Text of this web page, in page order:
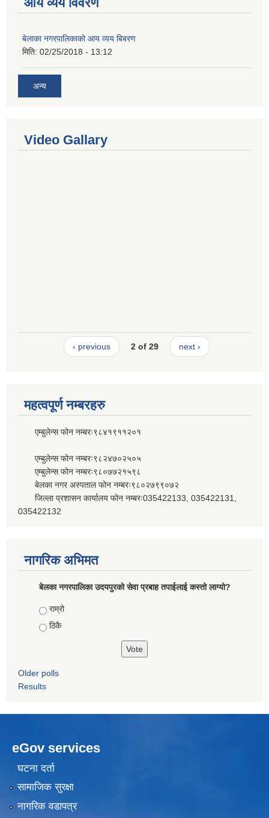
बेलाका नगरपालिकाको आय व्यय बिबरण
मिति: 02/25/2018 - 13:12
अन्य
Video Gallary
‹ previous 2 of 29 next ›
महत्वपूर्ण नम्बरहरु
एम्बुलेन्स फोन नम्बरः९८४१९११२०१
एम्बुलेन्स फोन नम्बरः९८२४७०२५०५
एम्बुलेन्स फोन नम्बरः९८०७७२१५९८
बेलका नगर अस्पताल फोन नम्बरः९८०२७९९०७२
जिल्ला प्रशासन कार्यालय फोन नम्बरः035422133, 035422131,
035422132
नागरिक अभिमत
बेलका नगरपालिका उदयपुरको सेवा प्रबाह तपाईलाई कस्तो लाग्यो?
Choices
राम्रो
ठिकै
Older polls
Results
eGov services
घटना दर्ता
सामाजिक सुरक्षा
नागरिक वडापत्र